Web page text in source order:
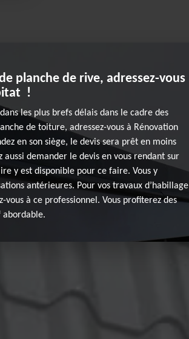
planche de rive, adressez-vous
!
les plus brefs délais dans le cadre des
de toiture, adressez-vous à Rénovation
en son siège, le devis sera prêt en moins
aussi demander le devis en vous rendant sur
y est disponible pour ce faire. Vous y
antérieures. Pour vos travaux d’habillage
vous à ce professionnel. Vous profiterez des